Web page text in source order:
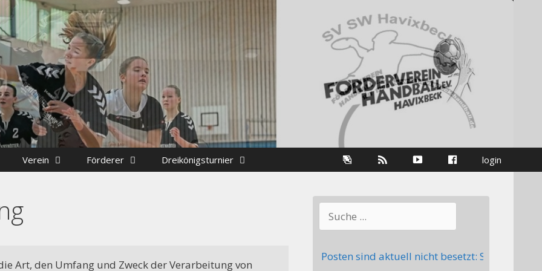
Verein Förderer Dreikönigsturnier login
Facebook
youtube
Galerie
Art, den Umfang und Zweck der Verarbeitung von
der Handballabteilung sucht Mitstreiter, folgende Posten sind aktuell nicht besetzt: Stellv.